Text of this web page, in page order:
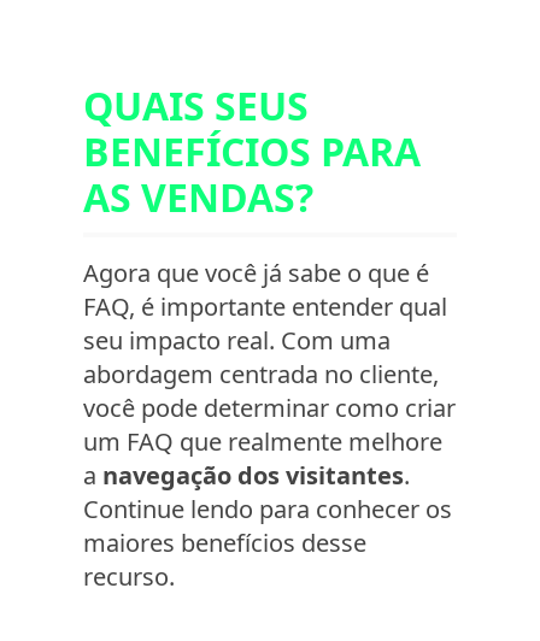
QUAIS SEUS
BENEFÍCIOS PARA
AS VENDAS?
Agora que você já sabe o que é
FAQ, é importante entender qual
seu impacto real. Com uma
abordagem centrada no cliente,
você pode determinar como criar
um FAQ que realmente melhore
a navegação dos visitantes.
Continue lendo para conhecer os
maiores benefícios desse
recurso.